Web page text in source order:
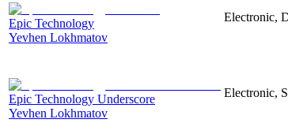
Epic Technology
Yevhen Lokhmatov
Electronic,
Epic Technology Underscore
Yevhen Lokhmatov
Electronic,